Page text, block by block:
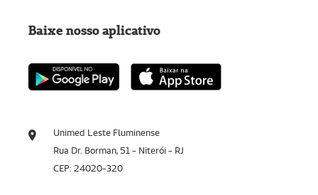
Unimed Leste Fluminense
Rua Dr. Borman, 51 - Niterói - RJ
CEP: 24020-320
Baixe nosso aplicativo